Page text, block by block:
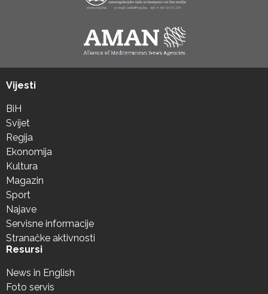
Vijesti
BiH
Svijet
Regija
Ekonomija
Kultura
Magazin
Sport
Najave
Servisne informacije
Stranačke aktivnosti
Resursi
News in English
Foto servis